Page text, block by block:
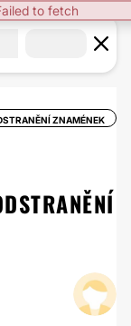
to fetch
ZNAMÉNEK